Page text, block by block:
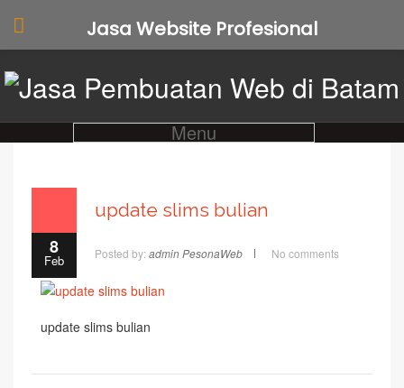
Menu
8
Feb
update slims bulian
Posted by: admin PesonaWeb No comments
update slims bulian
Jasa Website Profesional